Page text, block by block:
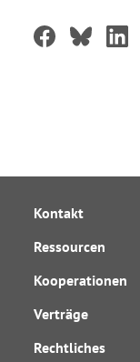
Kontakt
Ressourcen
Kooperationen
Verträge
Rechtliches